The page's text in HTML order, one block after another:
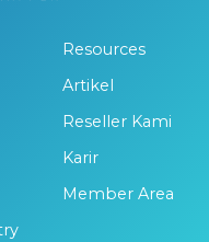
Resources
Artikel
Reseller Kami
Karir
Member Area